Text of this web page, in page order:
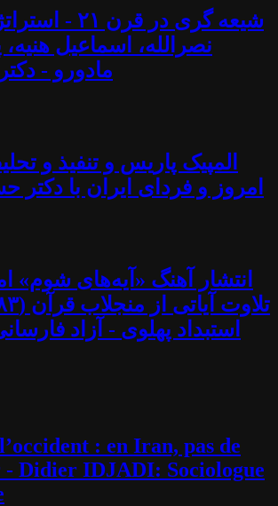
شیعه گری در
نصرالله، اسماعیل هنیه،
مادورو -
المپیک پاریس و تنفیذ و
امروز و فردای ایران با دکتر
انتشار آهنگ «آیه‌های شوم»
استبداد پهلوی - آزاد
: en Iran, pas de
Didier IDJADI: Sociologue